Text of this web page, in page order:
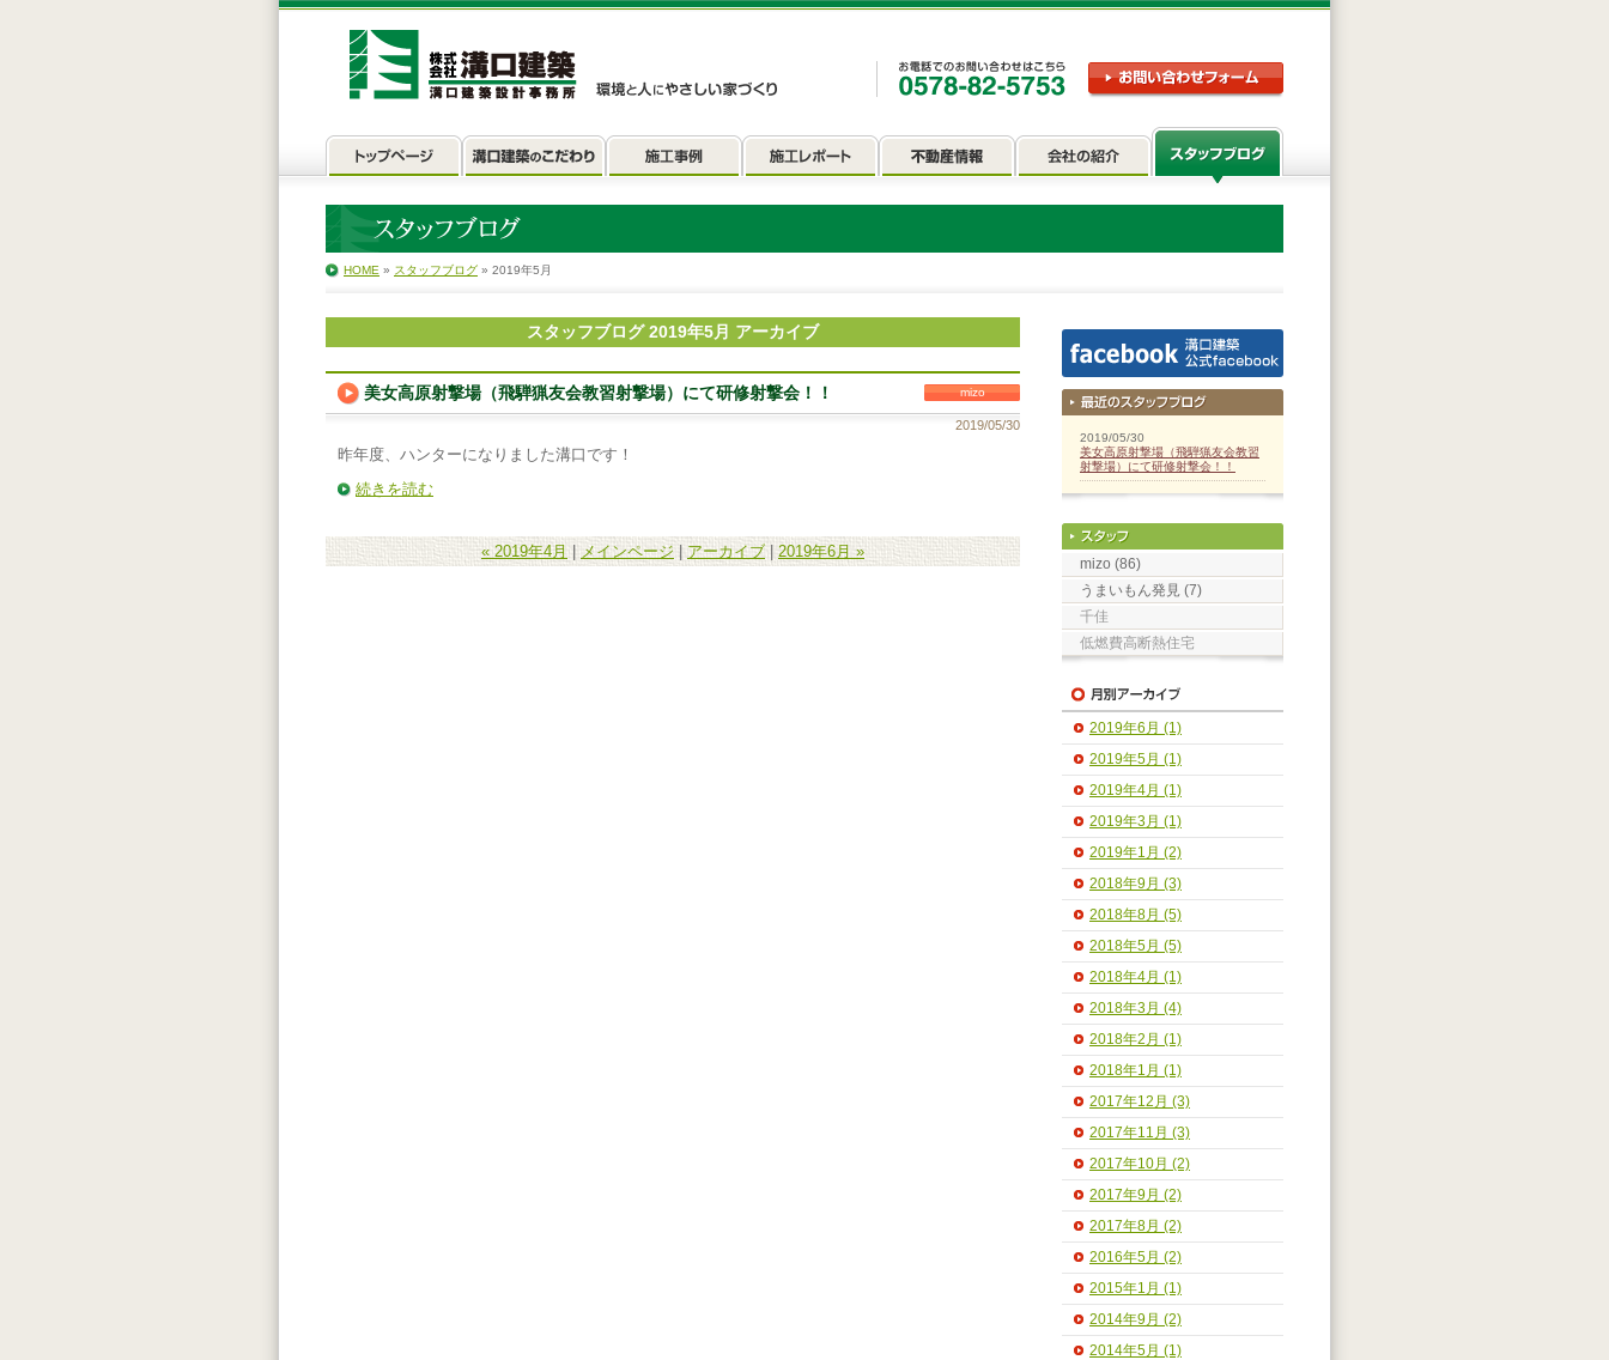
HOME » スタッフブログ » 2019年5月
スタッフブログ 2019年5月 アーカイブ
美女高原射撃場（飛騨猟友会教習射撃場）にて研修射撃会！！ mizo
2019/05/30
昨年度、ハンターになりました溝口です！
続きを読む
« 2019年4月 メインページ | アーカイブ| 2019年6月 »
2019/05/30
美女高原射撃場（飛騨猟友会教習
射撃場）にて研修射撃会！！
mizo (86)
うまいもん発見 (7)
千佳
低燃費高断熱住宅
2019年6月 (1)
2019年5月 (1)
2019年4月 (1)
2019年3月 (1)
2019年1月 (2)
2018年9月 (3)
2018年8月 (5)
2018年5月 (5)
2018年4月 (1)
2018年3月 (4)
2018年2月 (1)
2018年1月 (1)
2017年12月 (3)
2017年11月 (3)
2017年10月 (2)
2017年9月 (2)
2017年8月 (2)
2016年5月 (2)
2015年1月 (1)
2014年9月 (2)
2014年5月 (1)